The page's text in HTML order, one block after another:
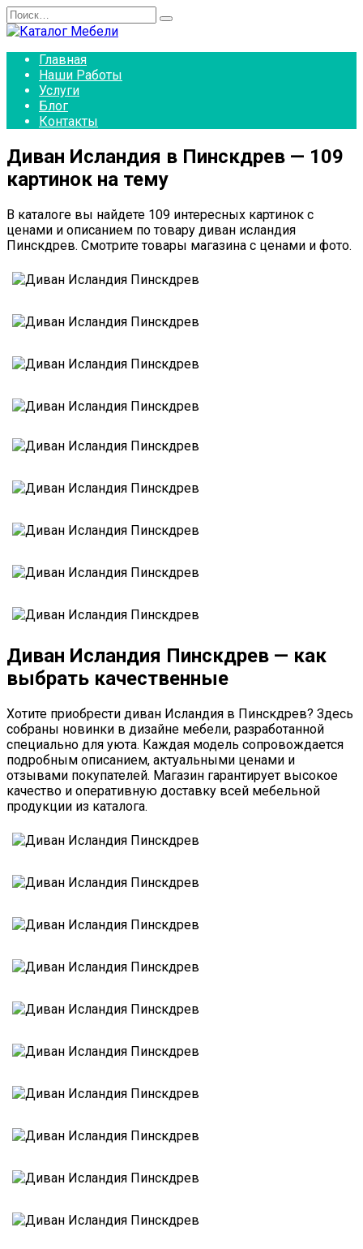
Перейти
к
Search
for:
Главная
Наши Работы
Услуги
Блог
Контакты
Диван Исландия в Пинскдрев — 109
картинок на тему
В каталоге вы найдете 109 интересных картинок с
ценами и описанием по товару диван исландия
Пинскдрев. Смотрите товары магазина с ценами и фото.
Диван Исландия Пинскдрев — как
выбрать качественные
Хотите приобрести диван Исландия в Пинскдрев? Здесь
собраны новинки в дизайне мебели, разработанной
специально для уюта. Каждая модель сопровождается
подробным описанием, актуальными ценами и
отзывами покупателей. Магазин гарантирует высокое
качество и оперативную доставку всей мебельной
продукции из каталога.